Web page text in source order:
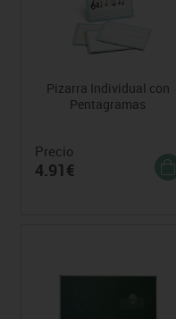
Pizarra Individual con
Pentagramas
Precio
4.91€